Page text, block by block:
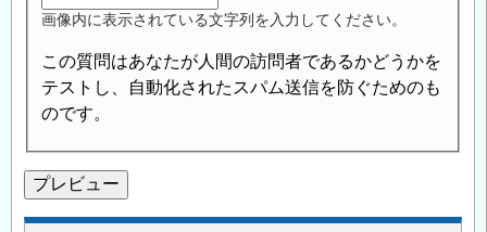
画像内に表示されている文字列を入力してください。
この質問はあなたが人間の訪問者であるかどうかを
テストし、自動化されたスパム送信を防ぐためのも
のです。